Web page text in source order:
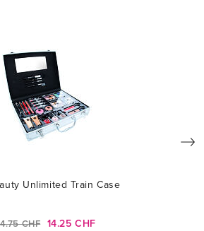
Unlimited Train Case
CHF 14.25 CHF